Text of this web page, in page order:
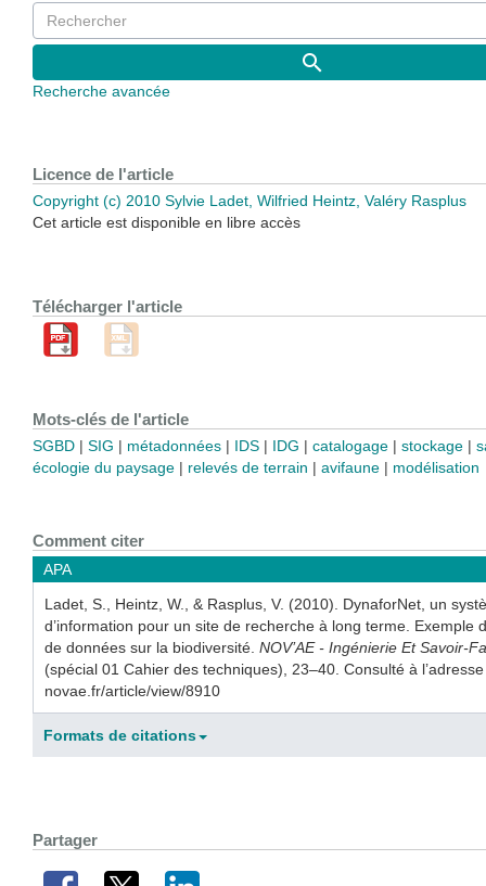
Recherche avancée
Licence de l'article
Copyright (c) 2010 Sylvie Ladet, Wilfried Heintz, Valéry Rasplus
Cet article est disponible en libre accès
Télécharger l'article
Mots-clés de l'article
SGBD SIG métadonnées IDS IDG catalogage stockage
écologie du paysage
relevés de terrain avifaune modélisation
Comment citer
APA
Ladet, S., Heintz, W., & Rasplus, V. (2010). DynaforNet, un
d’information pour un site de recherche à long terme. Exemple
de données sur la biodiversité. NOV’AE - Ingénierie Et Savoir-
(spécial 01 Cahier des techniques), 23–40. Consulté à
novae.fr/article/view/8910
Formats de citations
Partager